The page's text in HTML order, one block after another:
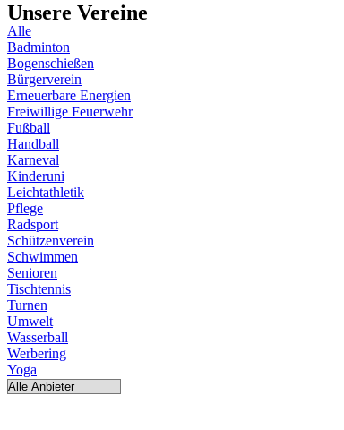
Unsere Vereine
Alle
Badminton
Bogenschießen
Bürgerverein
Erneuerbare Energien
Freiwillige Feuerwehr
Fußball
Handball
Karneval
Kinderuni
Leichtathletik
Pflege
Radsport
Schützenverein
Schwimmen
Senioren
Tischtennis
Turnen
Umwelt
Wasserball
Werbering
Yoga